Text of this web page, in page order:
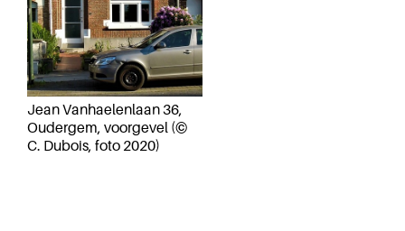
Jean Vanhaelenlaan 36,
Oudergem, voorgevel (©
C. Dubois, foto 2020)